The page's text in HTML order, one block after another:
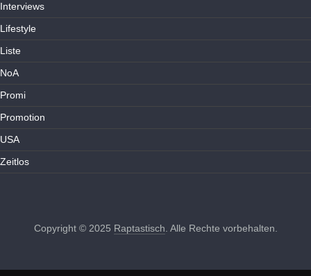
Interviews
Lifestyle
Liste
NoA
Promi
Promotion
USA
Zeitlos
Copyright © 2025 Raptastisch . Alle Rechte vorbehalten.